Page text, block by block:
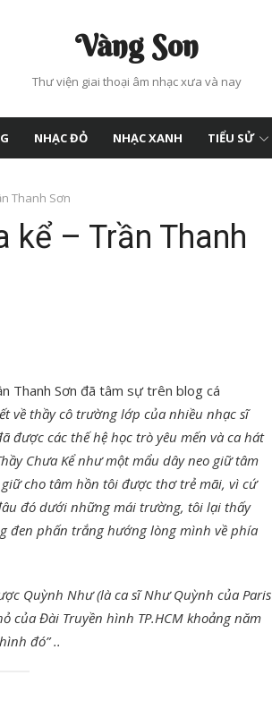
Vàng Son
Thư viện giai thoại âm nhạc xưa và nay
NHẠC ĐỎ NHẠC XANH TIỂU SỬ
Thanh Sơn
kể – Trần Thanh
Thanh Sơn đã tâm sự trên blog cá
về thầy cô trường lớp của nhiều nhạc sĩ
được các thế hệ học trò yêu mến và ca hát
Chưa Kể như một mẩu dây neo giữ tâm
cho tâm hồn tôi được thơ trẻ mãi, vì cứ
đó dưới những mái trường, tôi lại thấy
đen phấn trắng hướng lòng mình về phía
Quỳnh Như (là ca sĩ Như Quỳnh của Paris
của Đài Truyền hình TP.HCM khoảng năm
đó” ..